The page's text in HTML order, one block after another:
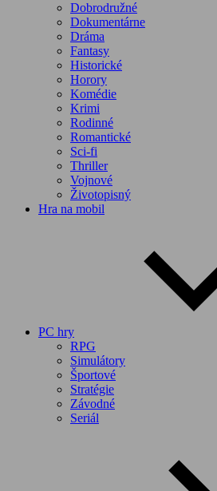
Dobrodružné
Dokumentárne
Dráma
Fantasy
Historické
Horory
Komédie
Krimi
Rodinné
Romantické
Sci-fi
Thriller
Vojnové
Životopisný
Hra na mobil
PC hry
RPG
Simulátory
Športové
Stratégie
Závodné
Seriál